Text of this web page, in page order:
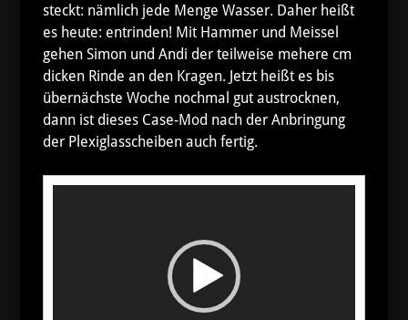
steckt: nämlich jede Menge Wasser. Daher heißt
es heute: entrinden! Mit Hammer und Meissel
gehen Simon und Andi der teilweise mehere cm
dicken Rinde an den Kragen. Jetzt heißt es bis
übernächste Woche nochmal gut austrocknen,
dann ist dieses Case-Mod nach der Anbringung
der Plexiglasscheiben auch fertig.